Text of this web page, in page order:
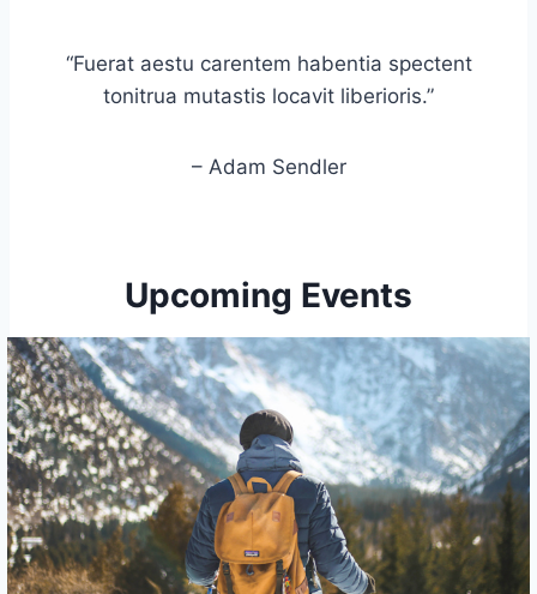
“Fuerat aestu carentem habentia spectent
tonitrua mutastis locavit liberioris.”
– Adam Sendler
Upcoming Events